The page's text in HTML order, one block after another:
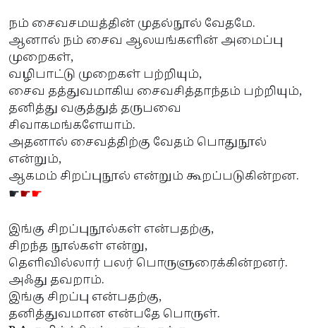
நம் சைவசமயத்தின் முதல்நூல் வேதமே.
ஆனால் நம் சைவ ஆலயங்களின் அமைப்பு
முறைகள்,
வழிபாட்டு முறைகள் பற்றியும்,
சைவ தத்துவமாகிய சைவசித்தாந்தம் பற்றியும்,
தனித்து வகுத்துத் தருபவை
சிவாகமங்களேயாம்.
அதனால் சைவத்திற்கு வேதம் பொதுநூல்
என்றும்,
ஆகமம் சிறப்புநூல் என்றும் கூறப்படுகின்றன.
☛☛☛
இங்கு சிறப்புநூல்கள் என்பதற்கு,
சிறந்த நூல்கள் என்று,
தெளிவில்லார் பலர் பொருளுரைக்கின்றனர்.
அஃது தவறாம்.
இங்கு சிறப்பு என்பதற்கு,
தனித்துவமான என்பதே பொருள்.